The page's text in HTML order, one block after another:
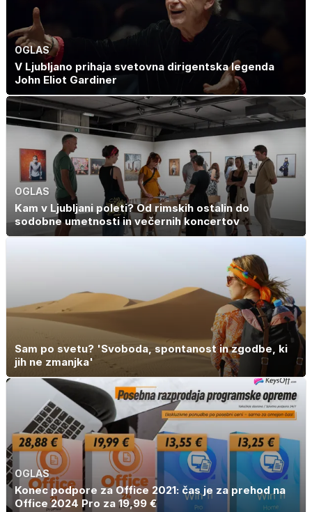
OGLAS
V Ljubljano prihaja svetovna dirigentska legenda
John Eliot Gardiner
OGLAS
Kam v Ljubljani poleti? Od rimskih ostalin do
sodobne umetnosti in večernih koncertov
Sam po svetu? 'Svoboda, spontanost in zgodbe, ki
jih ne zmanjka'
OGLAS
Konec podpore za Office 2021: čas je za prehod na
Office 2024 Pro za 19,99 €